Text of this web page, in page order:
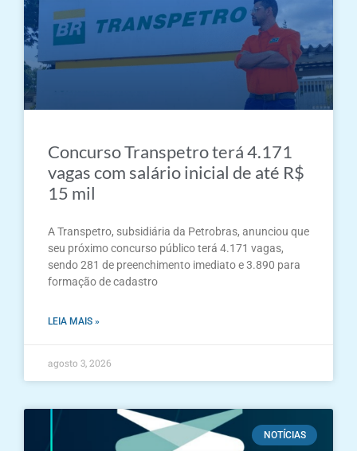
Concurso Transpetro terá 4.171
vagas com salário inicial de até R$
15 mil
A Transpetro, subsidiária da Petrobras, anunciou que
seu próximo concurso público terá 4.171 vagas,
sendo 281 de preenchimento imediato e 3.890 para
formação de cadastro
LEIA MAIS »
agosto 3, 2026
NOTÍCIAS